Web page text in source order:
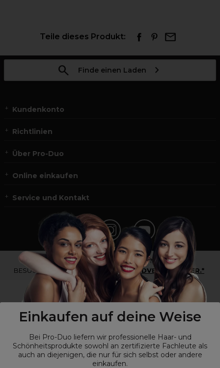
Einkaufen auf deine Weise
Bei Pro-Duo liefern wir professionelle Haar- und
Schönheitsprodukte sowohl an zertifizierte Fachleute als
auch an diejenigen, die nur für sich selbst oder andere
einkaufen.
Teile dieses Produkt:
Finde einen Laden
Kundenkonto
Richtlinien
Über Pro-Duo
Online einkaufen
Service und Kontakt
*Du bist kein Profikunde?
BESUCHE
UNSERE WEBSEITE FÜR ENDVERBRAUCHER.*